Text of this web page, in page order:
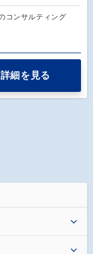
コンサルティング
詳細を見る